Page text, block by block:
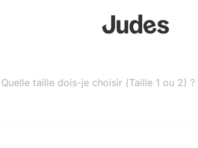
Quelle taille dois-je choisir (Taille 1 ou 2) ?